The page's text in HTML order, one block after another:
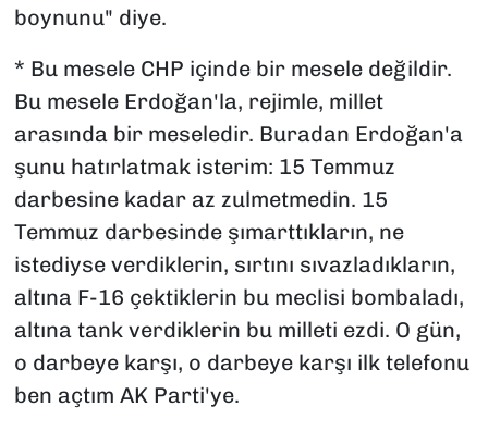
boynunu" diye.
* Bu mesele CHP içinde bir mesele değildir.
Bu mesele Erdoğan'la, rejimle, millet
arasında bir meseledir. Buradan Erdoğan'a
şunu hatırlatmak isterim: 15 Temmuz
darbesine kadar az zulmetmedin. 15
Temmuz darbesinde şımarttıkların, ne
istediyse verdiklerin, sırtını sıvazladıkların,
altına F-16 çektiklerin bu meclisi bombaladı,
altına tank verdiklerin bu milleti ezdi. O gün,
o darbeye karşı, o darbeye karşı ilk telefonu
ben açtım AK Parti'ye.